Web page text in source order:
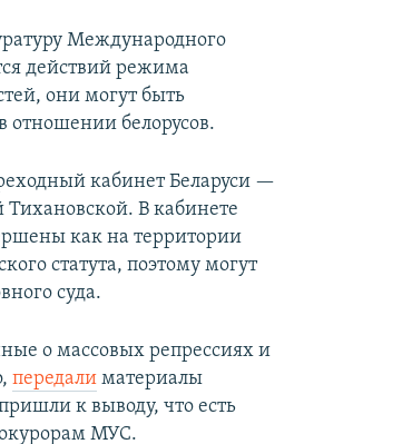
Международного
действий режима
они могут быть
отношении белорусов.
кабинет Беларуси —
Тихановской. В кабинете
как на территории
статута, поэтому могут
суда.
о массовых репрессиях и
передали материалы
к выводу, что есть
МУС.